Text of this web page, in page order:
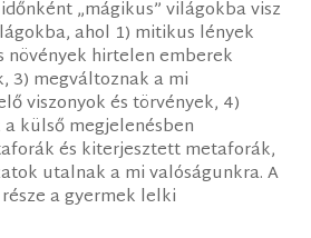
„mágikus” világokba visz
ahol 1) mitikus lények
növények hirtelen emberek
3) megváltoznak a mi
viszonyok és törvények, 4)
külső megjelenésben
és kiterjesztett metaforák,
utalnak a mi valóságunkra. A
a gyermek lelki